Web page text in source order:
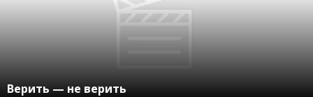
Верить — не верить